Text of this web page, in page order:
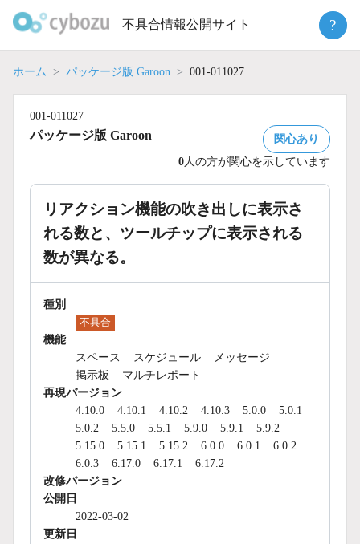
不具合情報公開サイト ?
ホーム パッケージ版 Garoon 001-011027
001-011027
パッケージ版 Garoon
関心あり
0 人の方が関心を示しています
リアクション機能の吹き出しに表示さ
れる数と、ツールチップに表示される
数が異なる。
種別
不具合
機能
スペース
スケジュール
メッセージ
掲示板
マルチレポート
再現バージョン
4.10.0
4.10.1 4.10.2 4.10.3 5.0.0
5.0.1
5.0.2
5.5.0 5.5.1 5.9.0 5.9.1
5.9.2
5.15.0
5.15.1 5.15.2 6.0.0 6.0.1
6.0.2
6.0.3
6.17.0 6.17.1
6.17.2
改修バージョン
公開日
2022-03-02
更新日